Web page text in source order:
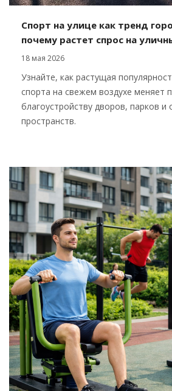
Спорт на улице как тренд
почему растет спрос на
18 мая 2026
Узнайте, как растущая
спорта на свежем воздухе меняет
благоустройству дворов, парков
пространств.